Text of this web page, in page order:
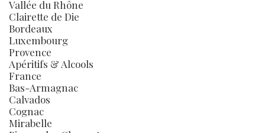
Vallée du Rhône
Clairette de Die
Bordeaux
Luxembourg
Provence
Apéritifs & Alcools
France
Bas-Armagnac
Calvados
Cognac
Mirabelle